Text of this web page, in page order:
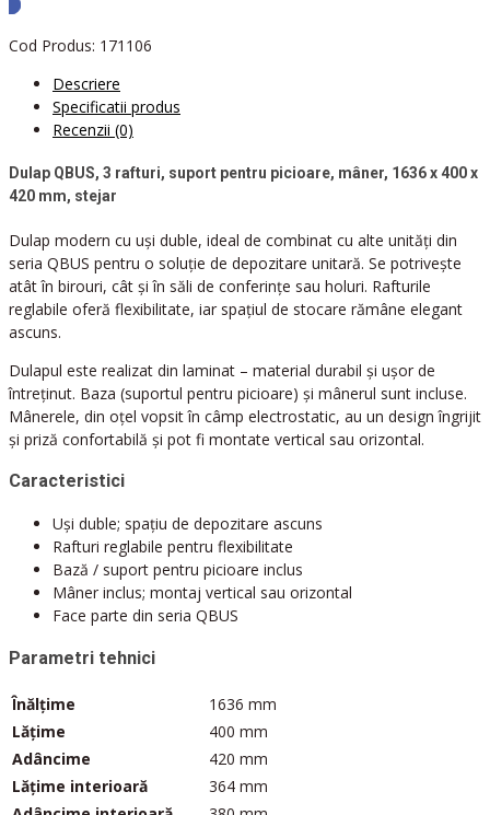
Recenzii (0)
Dulap QBUS, 3 rafturi, suport pentru picioare, mâner, 1636 x 400 x
420 mm, stejar
seria QBUS pentru o soluție de depozitare unitară. Se potrivește
atât în birouri, cât și în săli de conferințe sau holuri. Rafturile
ascuns.
Dulapul este realizat din laminat – material durabil și ușor de
întreținut. Baza (suportul pentru picioare) și mânerul sunt incluse.
Mânerele, din oțel vopsit în câmp electrostatic, au un design îngrijit
Caracteristici
Uși duble; spațiu de depozitare ascuns
Rafturi reglabile pentru flexibilitate
Bază / suport pentru picioare inclus
Face parte din seria QBUS
Parametri tehnici
Înălțime
1636 mm
Adâncime
Lățime interioară
364 mm
Adâncime interioară
380 mm
Tip blocare
fără
Culoare
stejar
Material
laminat